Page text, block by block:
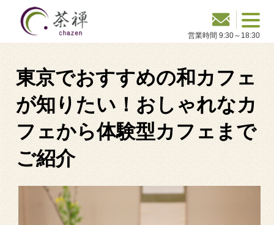
東京でおすすめの和カフェ
が知りたい！おしゃれなカ
フェから体験型カフェまで
ご紹介